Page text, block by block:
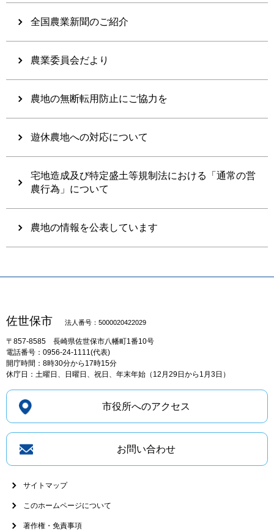
全国農業新聞のご紹介
農業委員会だより
農地の無断転用防止にご協力を
遊休農地への対応について
宅地造成及び特定盛土等規制法における「通常の営
農行為」について
農地の情報を公表しています
佐世保市 法人番号：5000020422029
〒857-8585 長崎県佐世保市八幡町1番10号
電話番号：0956-24-1111(代表)
開庁時間：8時30分から17時15分
休庁日：土曜日、日曜日、祝日、年末年始（12月29日から1月3日）
市役所へのアクセス
お問い合わせ
サイトマップ
このホームページについて
著作権・免責事項